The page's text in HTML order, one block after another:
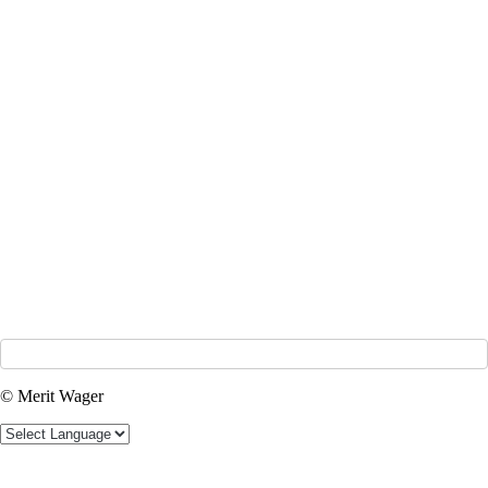
© Merit Wager